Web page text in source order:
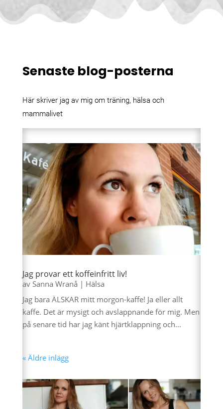
Senaste blog-posterna
Här skriver jag av mig om träning, hälsa och
mammalivet
Jag provar ett koffeinfritt liv!
av Sanna Wranå | Hälsa
Jag bara ÄLSKAR mitt morgon-kaffe! Ja eller allt
kaffe. Det är mysigt och avslappnande för mig. Men
på senare tid har jag känt hjärtklappning och...
« Äldre inlägg